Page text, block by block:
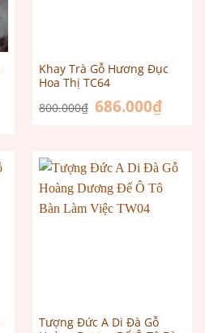
Khay Trà Gỗ Hương Đục
Hoa Thị TC64
800.000₫ Giá
gốc
686.000₫Giá
hiện
Tượng Đức A Di Đà Gỗ